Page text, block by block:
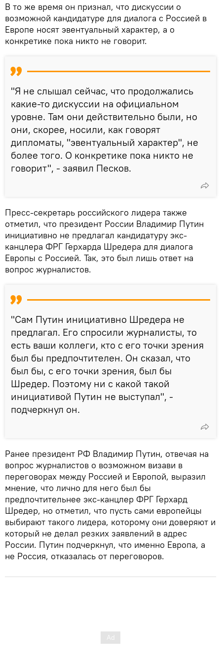
В то же время он признал, что дискуссии о
возможной кандидатуре для диалога с Россией в
Европе носят эвентуальный характер, а о
конкретике пока никто не говорит.
"Я не слышал сейчас, что продолжались
какие-то дискуссии на официальном
уровне. Там они действительно были, но
они, скорее, носили, как говорят
дипломаты, "эвентуальный характер", не
более того. О конкретике пока никто не
говорит", - заявил Песков.
Пресс-секретарь российского лидера также
отметил, что президент России Владимир Путин
инициативно не предлагал кандидатуру экс-
канцлера ФРГ Герхарда Шредера для диалога
Европы с Россией. Так, это был лишь ответ на
вопрос журналистов.
"Сам Путин инициативно Шредера не
предлагал. Его спросили журналисты, то
есть ваши коллеги, кто с его точки зрения
был бы предпочтителен. Он сказал, что
был бы, с его точки зрения, был бы
Шредер. Поэтому ни с какой такой
инициативой Путин не выступал", -
подчеркнул он.
Ранее президент РФ Владимир Путин, отвечая на
вопрос журналистов о возможном визави в
переговорах между Россией и Европой, выразил
мнение, что лично для него был бы
предпочтительнее экс-канцлер ФРГ Герхард
Шредер, но отметил, что пусть сами европейцы
выбирают такого лидера, которому они доверяют и
который не делал резких заявлений в адрес
России. Путин подчеркнул, что именно Европа, а
не Россия, отказалась от переговоров.